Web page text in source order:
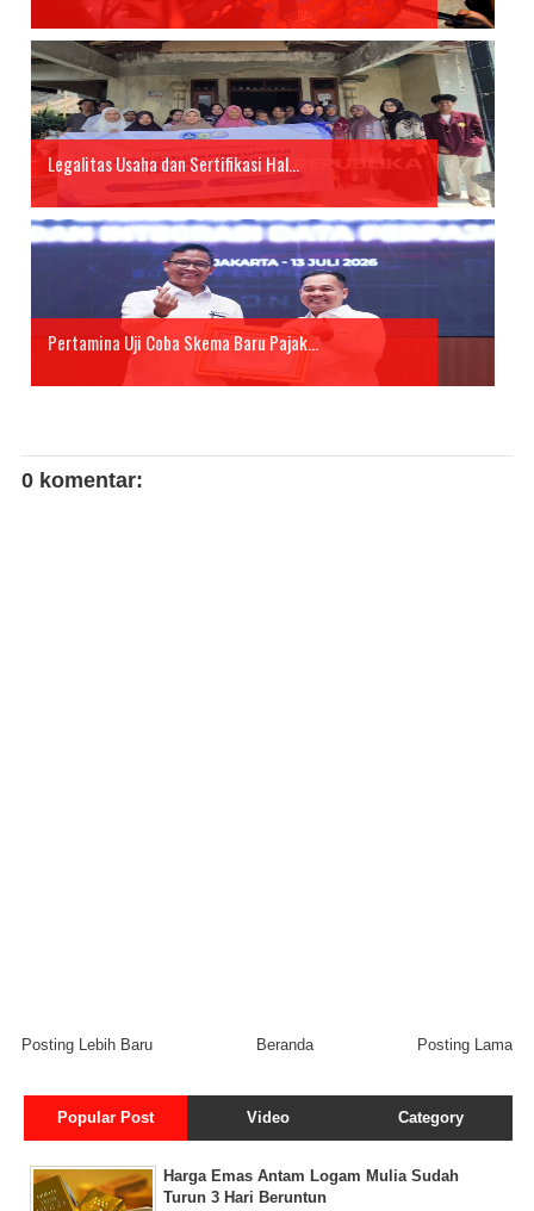
Legalitas Usaha dan Sertifikasi Hal...
Pertamina Uji Coba Skema Baru Pajak...
0 komentar:
Posting Lebih Baru Posting Lama
Beranda
Popular Post Video Category
Harga Emas Antam Logam Mulia Sudah
Turun 3 Hari Beruntun